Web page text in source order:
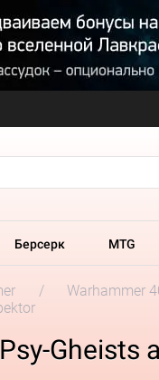
Берсерк MTG
Warhammer
Gheists